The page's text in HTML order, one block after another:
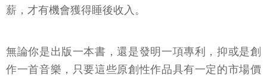
薪，才有機會獲得睡後收入。
無論你是出版一本書，還是發明一項專利，抑或是創
作一首音樂，只要這些原創性作品具有一定的市場價